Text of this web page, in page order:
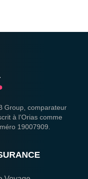
Group, comparateur
à l’Orias comme
19007909.